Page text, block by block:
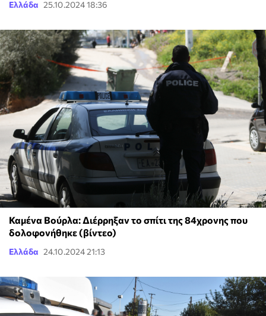
Ελλάδα 25.10.2024 18:36
Καμένα Βούρλα: Διέρρηξαν το σπίτι της 84χρονης που
δολοφονήθηκε (βίντεο)
Ελλάδα 24.10.2024 21:13